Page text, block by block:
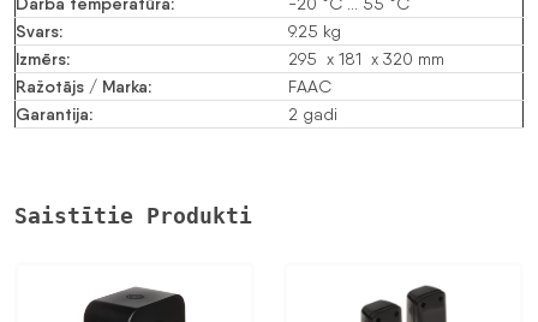
Svars: 9.25 kg
Izmērs: 295 x 181 x 320 mm
Ražotājs / Marka: FAAC
Garantija: 2 gadi
Saistītie Produkti